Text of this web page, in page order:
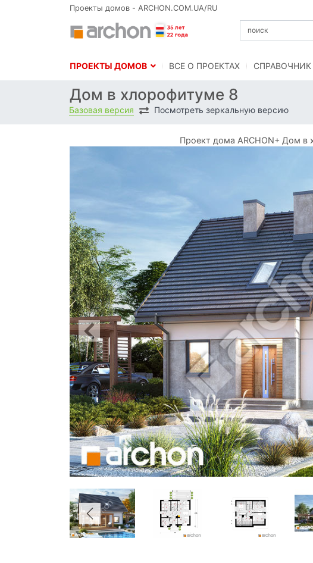
Проекты домов - ARCHON.COM.UA/RU
ПРОЕКТЫ ДОМОВ BСЕ О ПРОЕКТАХ
Дом в хлорофитуме 8
Базовая версия Посмотреть зеркальную версию
Проект дома ARCHON+ Дом в